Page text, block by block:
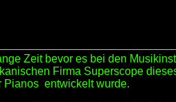
Zeit bevor es bei den
Firma Superscope
Pianos entwickelt wurde.